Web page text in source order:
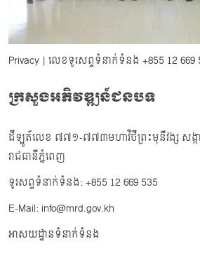
Privacy | លេខទូរសព្ទទំនាក់ទំនង +855 12 669
ក្រសួងអភិវឌ្ឍន៍ជនបទ
ដីឡូត៍លេខ ៧៧១-៧៧៣មហាវិថីព្រះមុនីវង្ស សង្ក
រាជធានីភ្នំពេញ
ទូរសព្ទទំនាក់ទំនង: +855 12 669 535
E-Mail: info@mrd.gov.kh
អាសយដ្ឋានទំនាក់ទំនង